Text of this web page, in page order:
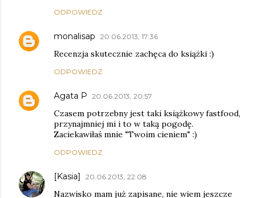
ODPOWIEDZ
monalisap 20.06.2013, 17:36
Recenzja skutecznie zachęca do książki :)
ODPOWIEDZ
Agata P 20.06.2013, 20:57
Czasem potrzebny jest taki książkowy fastfood,
przynajmniej mi i to w taką pogodę.
Zaciekawiłaś mnie "Twoim cieniem" :)
ODPOWIEDZ
[Kasia] 20.06.2013, 22:08
Nazwisko mam już zapisane, nie wiem jeszcze